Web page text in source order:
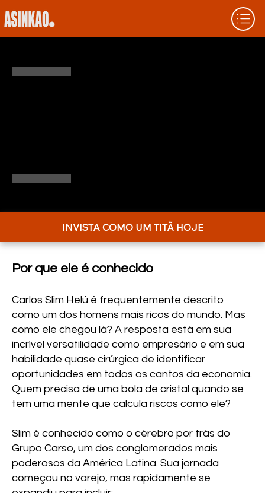
Por que ele é conhecido
Carlos Slim Helú é frequentemente descrito
como um dos homens mais ricos do mundo. Mas
como ele chegou lá? A resposta está em sua
incrível versatilidade como empresário e em sua
habilidade quase cirúrgica de identificar
oportunidades em todos os cantos da economia.
Quem precisa de uma bola de cristal quando se
tem uma mente que calcula riscos como ele?
Slim é conhecido como o cérebro por trás do
Grupo Carso, um dos conglomerados mais
poderosos da América Latina. Sua jornada
começou no varejo, mas rapidamente se
INVISTA COMO UM TITÃ HOJE